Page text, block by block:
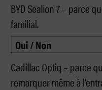
BYD Sealion 7 – parce
familial.
Cadillac Optiq – parce
remarquer même à